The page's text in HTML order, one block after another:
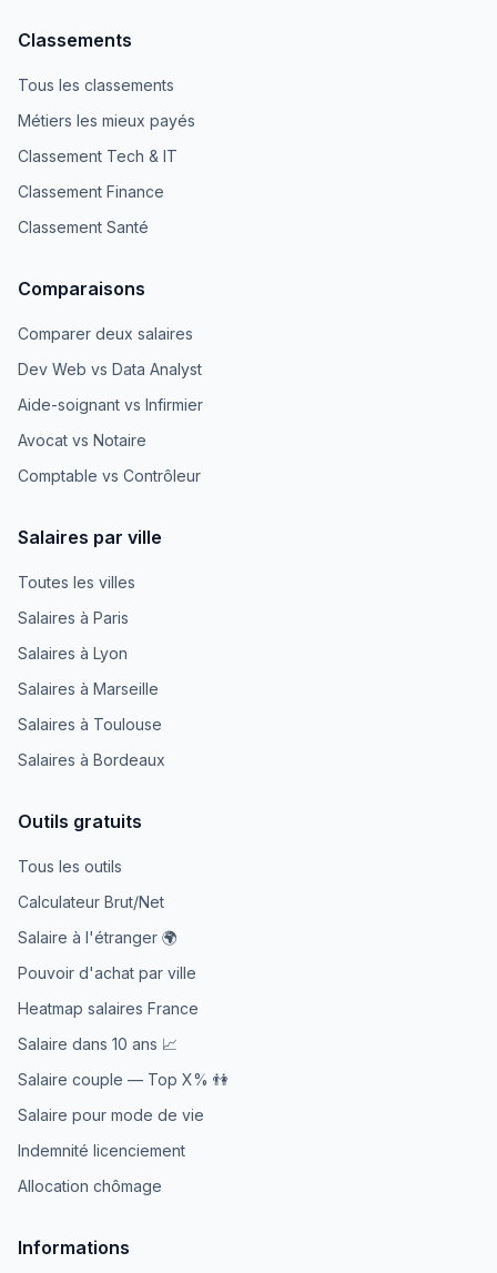
Classements
Tous les classements
Métiers les mieux payés
Classement Tech & IT
Classement Finance
Classement Santé
Comparaisons
Comparer deux salaires
Dev Web vs Data Analyst
Aide-soignant vs Infirmier
Avocat vs Notaire
Comptable vs Contrôleur
Salaires par ville
Toutes les villes
Salaires à Paris
Salaires à Lyon
Salaires à Marseille
Salaires à Toulouse
Salaires à Bordeaux
Outils gratuits
Tous les outils
Calculateur Brut/Net
Salaire à l'étranger 🌍
Pouvoir d'achat par ville
Heatmap salaires France
Salaire dans 10 ans 📈
Salaire couple — Top X% 👫
Salaire pour mode de vie
Indemnité licenciement
Allocation chômage
Informations